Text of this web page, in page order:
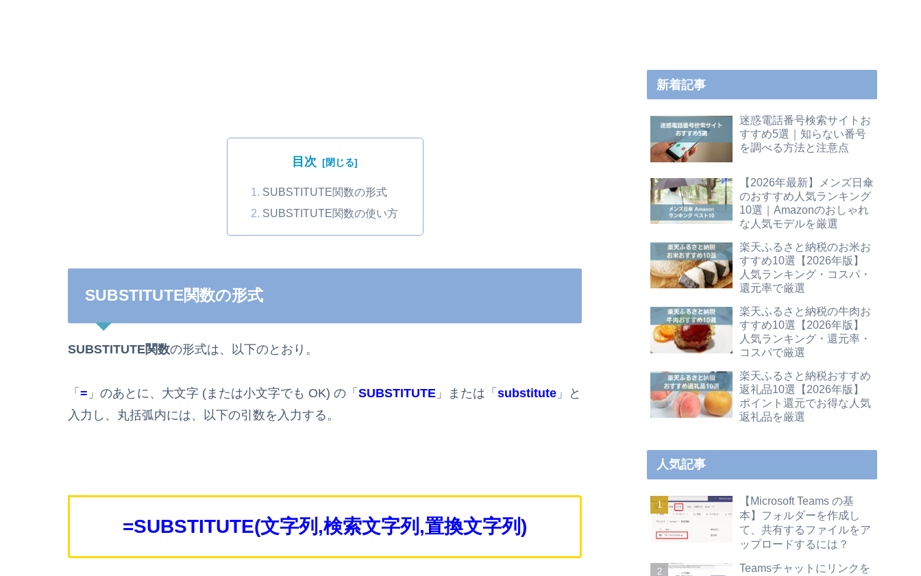
目次
SUBSTITUTE関数の形式
SUBSTITUTE関数の使い方
SUBSTITUTE関数の形式
SUBSTITUTE関数の形式は、以下のとおり。
「 = 」のあとに、大文字 (または小文字でも OK) の「 SUBSTITUTE 」または「 substitute 」と
入力し、丸括弧内には、以下の引数を入力する。
=SUBSTITUTE(文字列,検索文字列,置換文字列)
新着記事
迷惑電話番号検索サイトお
すすめ5選｜知らない番号
を調べる方法と注意点
【2026年最新】メンズ日傘
のおすすめ人気ランキング
10選｜Amazonのおしゃれ
な人気モデルを厳選
楽天ふるさと納税のお米お
すすめ10選【2026年版】
人気ランキング・コスパ・
還元率で厳選
楽天ふるさと納税の牛肉お
すすめ10選【2026年版】
人気ランキング・還元率・
コスパで厳選
楽天ふるさと納税おすすめ
返礼品10選【2026年版】
ポイント還元でお得な人気
返礼品を厳選
人気記事
【Microsoft Teams の基
本】フォルダーを作成し
て、共有するファイルをア
ップロードするには？
Teamsチャットにリンクを